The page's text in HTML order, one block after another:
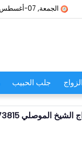
الجمعة, 07-أغسطس-2026
جلب الحبيب
00905315773815